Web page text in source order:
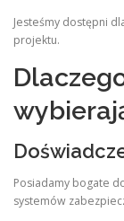
Jesteśmy dostępni
projektu.
Posiadamy bogate
systemów